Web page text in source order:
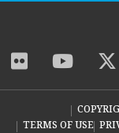
twitter
youtube
TERMS OF USE